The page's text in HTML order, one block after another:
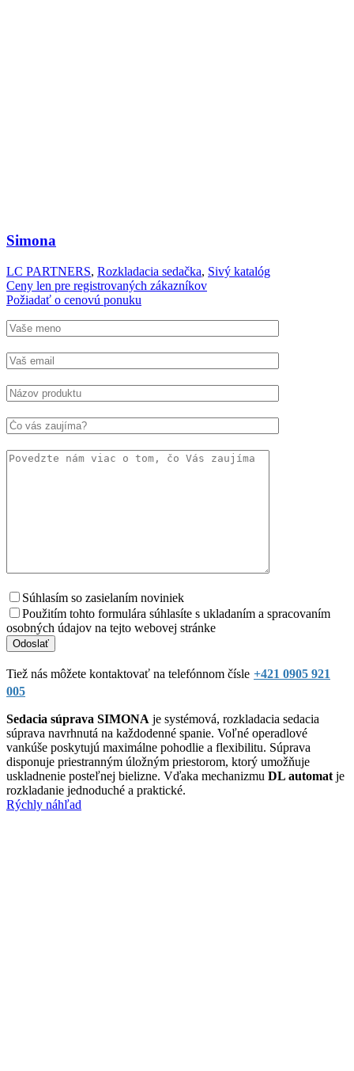
Simona
LC PARTNERS, Rozkladacia sedačka, Sivý katalóg
Ceny len pre registrovaných zákazníkov
Požiadať o cenovú ponuku
Súhlasím so zasielaním noviniek
Použitím tohto formulára súhlasíte s ukladaním a spracovaním
osobných údajov na tejto webovej stránke
Tiež nás môžete kontaktovať na telefónnom čísle +421 0905 921
005
Sedacia súprava SIMONA je systémová, rozkladacia sedacia
súprava navrhnutá na každodenné spanie. Voľné operadlové
vankúše poskytujú maximálne pohodlie a flexibilitu. Súprava
disponuje priestranným úložným priestorom, ktorý umožňuje
uskladnenie posteľnej bielizne. Vďaka mechanizmu DL automat je
rozkladanie jednoduché a praktické.
Rýchly náhľad